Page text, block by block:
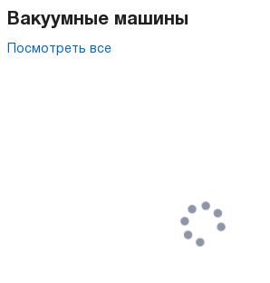
Вакуумные машины
Посмотреть все